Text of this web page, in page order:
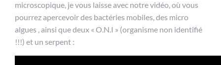
microscopique, je vous laisse avec notre vidéo, où vous
pourrez apercevoir des bactéries mobiles, des micro
algues , ainsi que deux « O.N.I » (organisme non identifié
!!!) et un serpent :